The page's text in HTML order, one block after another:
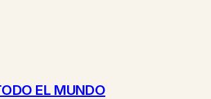
EL MUNDO